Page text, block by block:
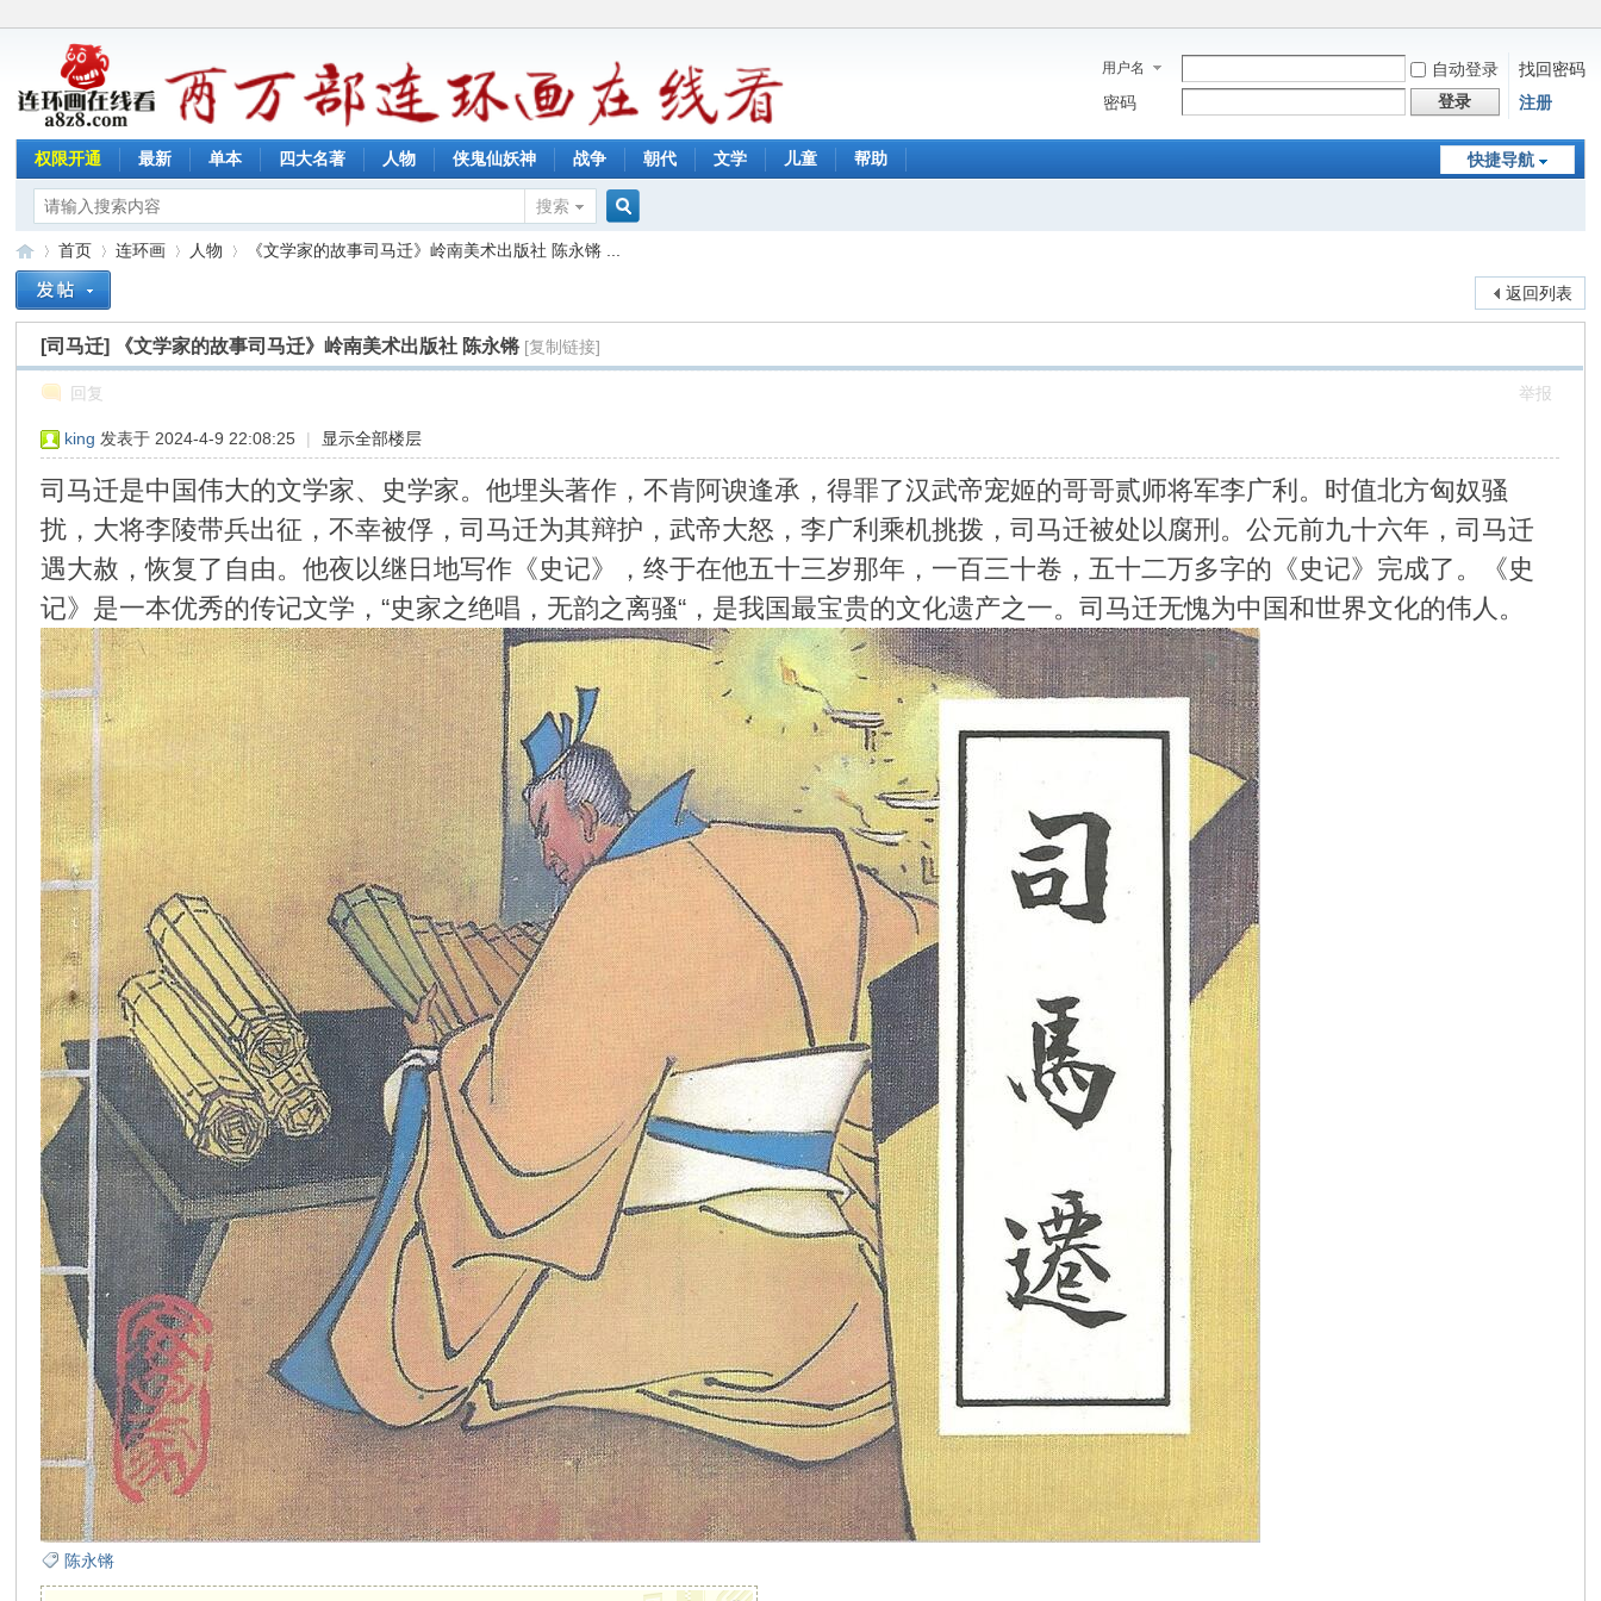
用户名 自动登录
找回密码
密码
登录 注册
快捷导航
权限开通 最新 单本 四大名著 人物 侠鬼仙妖神 战争 朝代 文学 儿童 帮助
搜索
»
首页
›
连环画
›
人物
›
《文学家的故事司马迁》岭南美术出版社 陈永锵 ...
返回列表
[司马迁] 《文学家的故事司马迁》岭南美术出版社 陈永锵 [复制链接]
回复 举报
king 发表于 2024-4-9 22:08:25 | 显示全部楼层
司马迁是中国伟大的文学家、史学家。他埋头著作，不肯阿谀逢承，得罪了汉武帝宠姬的哥哥贰师将军李广利。时值北方匈奴骚
扰，大将李陵带兵出征，不幸被俘，司马迁为其辩护，武帝大怒，李广利乘机挑拨，司马迁被处以腐刑。公元前九十六年，司马迁
遇大赦，恢复了自由。他夜以继日地写作《史记》，终于在他五十三岁那年，一百三十卷，五十二万多字的《史记》完成了。《史
记》是一本优秀的传记文学，“史家之绝唱，无韵之离骚“，是我国最宝贵的文化遗产之一。司马迁无愧为中国和世界文化的伟人。
陈永锵